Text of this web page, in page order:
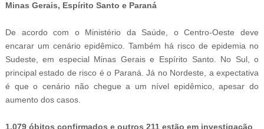
Minas Gerais, Espírito Santo e Paraná
De acordo com o Ministério da Saúde, o Centro-Oeste deve
encarar um cenário epidêmico. Também há risco de epidemia no
Sudeste, em especial Minas Gerais e Espírito Santo. No Sul, o
principal estado de risco é o Paraná. Já no Nordeste, a expectativa
é que o cenário não chegue a um nível epidêmico, apesar do
aumento dos casos.
1.079 óbitos confirmados e outros 211 estão em investigação